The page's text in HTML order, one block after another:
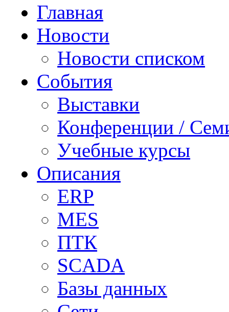
Главная
Новости
Новости списком
События
Выставки
Конференции /
Учебные курсы
Описания
ERP
MES
ПТК
SCADA
Базы данных